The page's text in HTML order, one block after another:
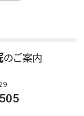
のご案内